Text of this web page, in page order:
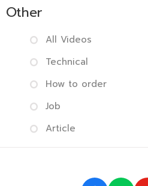
Other
All Videos
Technical
How to order
Job
Article